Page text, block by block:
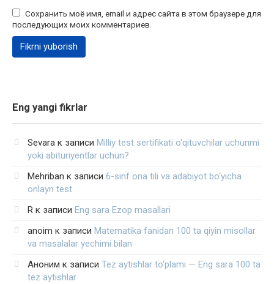
Сохранить моё имя, email и адрес сайта в этом браузере для
последующих моих комментариев.
Eng yangi fikrlar
Sevara к записи Milliy test sertifikati o‘qituvchilar uchunmi
yoki abituriyentlar uchun?
Mehriban к записи 6-sinf ona tili va adabiyot bo‘yicha
onlayn test
R к записи Eng sara Ezop masallari
anoim к записи Matematika fanidan 100 ta qiyin misollar
va masalalar yechimi bilan
Аноним к записи Tez aytishlar to‘plami — Eng sara 100 ta
tez aytishlar